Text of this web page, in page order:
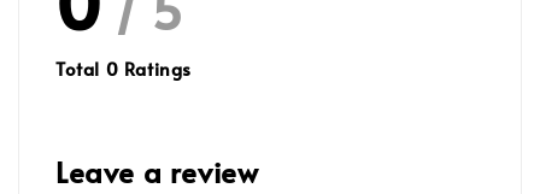
Total 0 Ratings
Leave a review